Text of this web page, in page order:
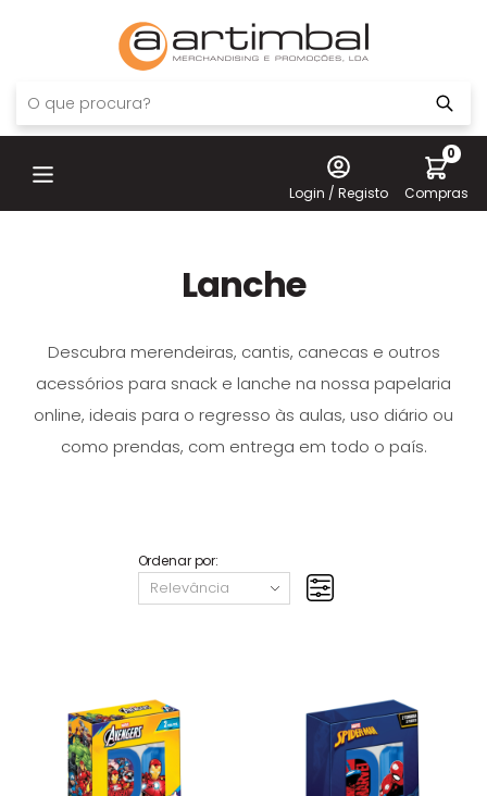
Login / Registo
0
Compras
Lanche
Descubra merendeiras, cantis, canecas e outros
acessórios para snack e lanche na nossa papelaria
online, ideais para o regresso às aulas, uso diário ou
como prendas, com entrega em todo o país.
Ordenar por: